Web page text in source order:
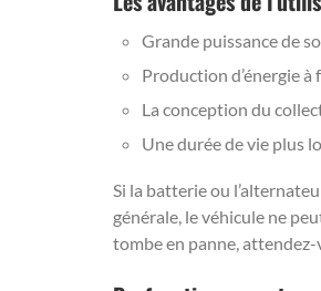
Grande puissance de
Production d’énergie
La conception du
Une durée de vie plus
Si la batterie ou
générale, le véhicule ne
tombe en panne, attendez-